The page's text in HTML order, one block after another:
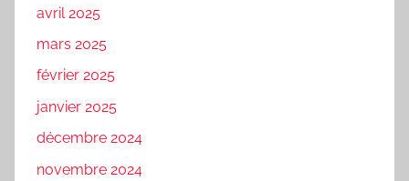
avril 2025
mars 2025
février 2025
janvier 2025
décembre 2024
novembre 2024